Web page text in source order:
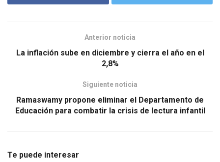
Anterior noticia
La inflación sube en diciembre y cierra el año en el
2,8%
Siguiente noticia
Ramaswamy propone eliminar el Departamento de
Educación para combatir la crisis de lectura infantil
Te puede interesar